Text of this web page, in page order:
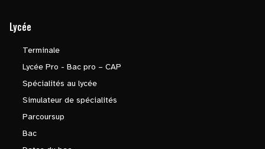
Lycée
Terminale
Lycée Pro - Bac pro – CAP
Spécialités au lycée
Simulateur de spécialités
Parcoursup
Bac